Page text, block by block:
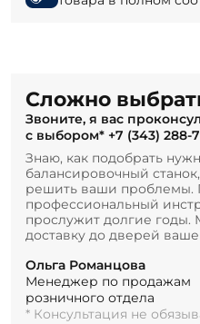
Сложно
Звоните, я вас
с выбором* +7 (343) 288-
Знаю, как подобрать
балансировочный
решить ваши проблемы.
профессиональный
прослужит долгие годы.
доставку до дверей
Ольга Романцова
Менеджер по продажам
розничного отдела
* Консультация не